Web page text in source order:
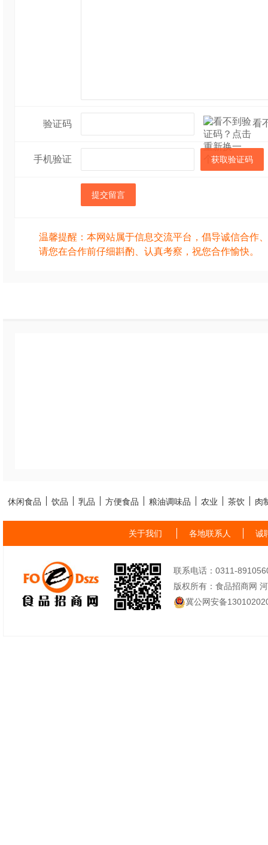
验证码 看
手机验证 获取验证码
提交留言
温馨提醒：本网站属于信息交流平台，倡导诚信合作
请您在合作前仔细斟酌、认真考察，祝您合作愉快。
休闲食品 饮品 乳品 方便食品 粮油调味品 农业 茶饮 肉
关于我们 各地联系人 诚
联系电话：0311-
版权所有：食品招商网
冀公网安备